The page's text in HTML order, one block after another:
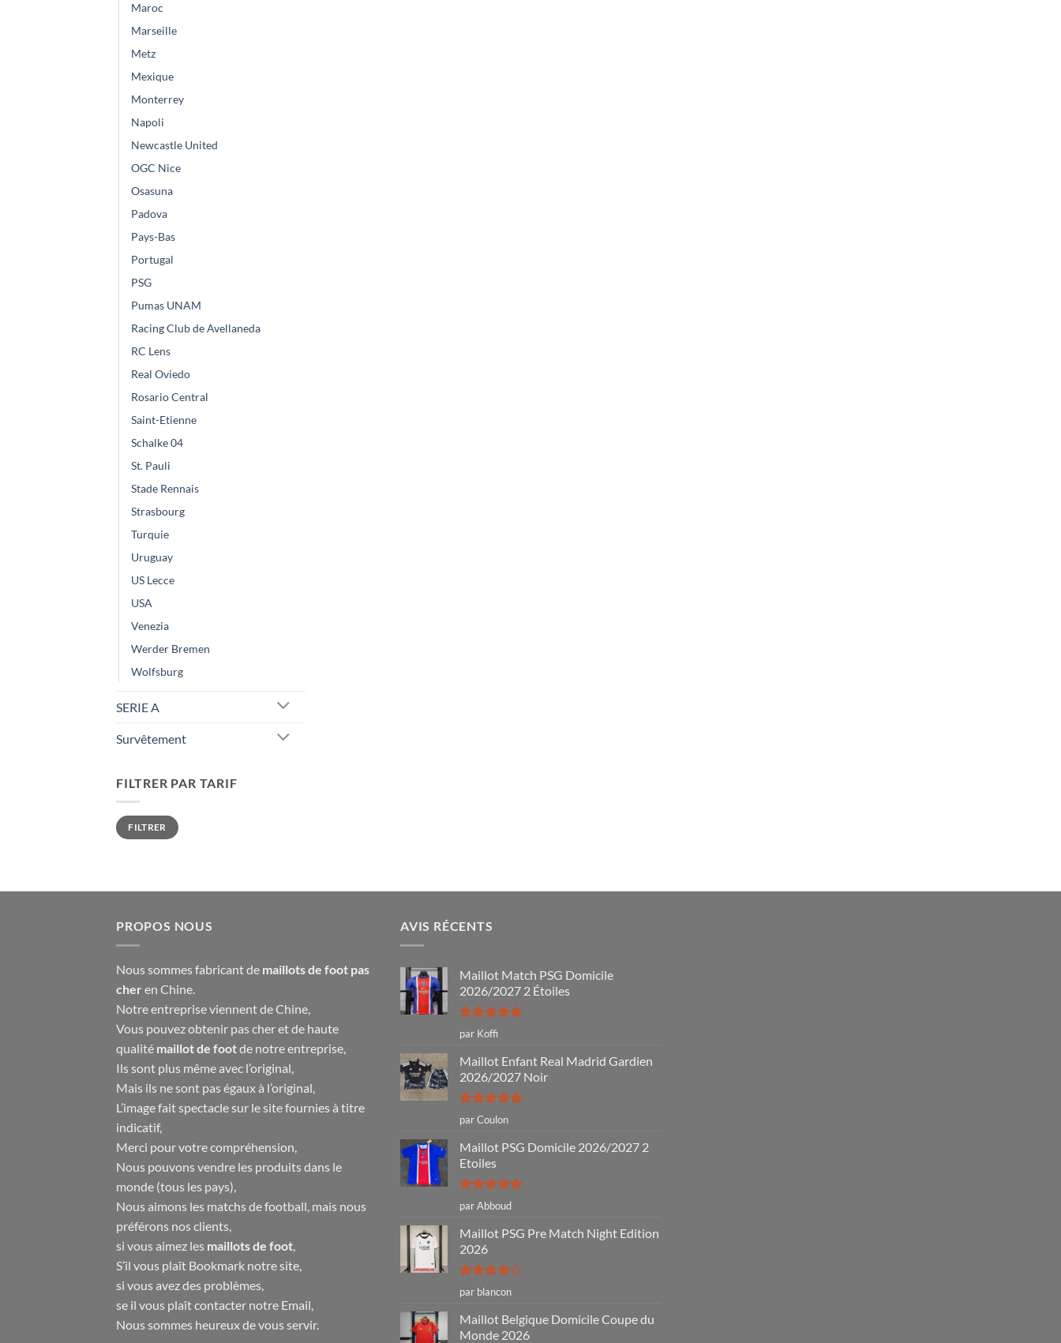
Maroc
Marseille
Metz
Mexique
Monterrey
Napoli
Newcastle United
OGC Nice
Osasuna
Padova
Pays-Bas
Portugal
PSG
Pumas UNAM
Racing Club de Avellaneda
RC Lens
Real Oviedo
Rosario Central
Saint-Etienne
Schalke 04
St. Pauli
Stade Rennais
Strasbourg
Turquie
Uruguay
US Lecce
USA
Venezia
Werder Bremen
Wolfsburg
SERIE A
Survêtement
FILTRER PAR TARIF
Prix
min
Prix
maxFILTRER
PROPOS NOUS
Nous sommes fabricant de maillots de foot pas
cher en Chine.
Notre entreprise viennent de Chine,
Vous pouvez obtenir pas cher et de haute
qualité maillot de footde notre entreprise,
Ils sont plus même avec l’original,
Mais ils ne sont pas égaux à l’original,
L’image fait spectacle sur le site fournies à titre
indicatif,
Merci pour votre compréhension,
Nous pouvons vendre les produits dans le
monde (tous les pays),
Nous aimons les matchs de football, mais nous
préférons nos clients,
si vous aimez les maillots de foot
S’il vous plaît Bookmark notre site,
si vous avez des problèmes,
se il vous plaît contacter notre Email,
Nous sommes heureux de vous servir.
AVIS RÉCENTS
Maillot Match PSG Domicile
2026/2027 2 Étoiles
Note5sur
5
par Koffi
Maillot Enfant Real Madrid Gardien
2026/2027 Noir
Note5sur
5
par Coulon
Maillot PSG Domicile 2026/2027 2
Etoiles
Note5sur
5
par Abboud
Maillot PSG Pre Match Night Edition
2026
Note4
sur 5
par blancon
Maillot Belgique Domicile Coupe du
Monde 2026